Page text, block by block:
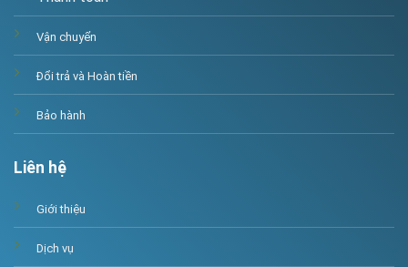
Vận chuyển
Đổi trả và Hoàn tiền
Bảo hành
Liên hệ
Giới thiệu
Dịch vụ